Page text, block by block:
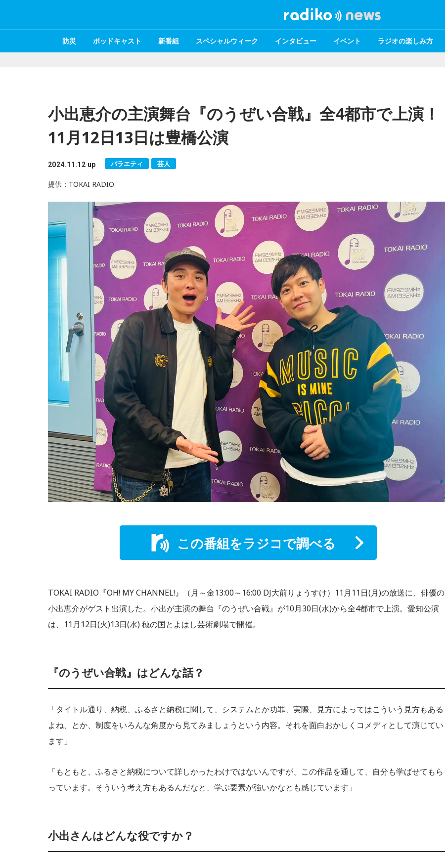
防災 ポッドキャスト 新番組 スペシャルウィーク インタビュー イベント ラジオの楽しみ方
小出恵介の主演舞台『のうぜい合戦』全4都市で上演！
11月12日13日は豊橋公演
2024.11.12 up バラエティ 芸人
提供：TOKAI RADIO
この番組をラジコで調べる
TOKAI RADIO『OH! MY CHANNEL!』（月～金13:00～16:00 DJ大前りょうすけ）11月11日(月)の放送に、俳優の
小出恵介がゲスト出演した。小出が主演の舞台『のうぜい合戦』が10月30日(水)から全4都市で上演。愛知公演
は、11月12日(火)13日(水) 穂の国とよはし芸術劇場で開催。
『のうぜい合戦』はどんな話？
「タイトル通り、納税、ふるさと納税に関して、システムとか功罪、実際、見方によってはこういう見方もある
よね、とか、制度をいろんな角度から見てみましょうという内容。それを面白おかしくコメディとして演じてい
ます」
「もともと、ふるさと納税について詳しかったわけではないんですが、この作品を通して、自分も学ばせてもら
っています。そういう考え方もあるんだなと、学ぶ要素が強いかなとも感じています」
小出さんはどんな役ですか？